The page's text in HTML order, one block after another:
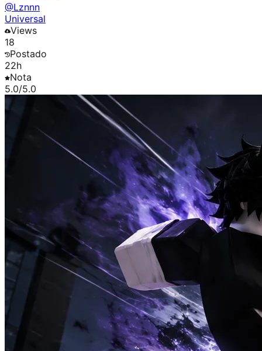
@Lznnn
Universal
Views
18
Postado
22h
Nota
5.0/5.0